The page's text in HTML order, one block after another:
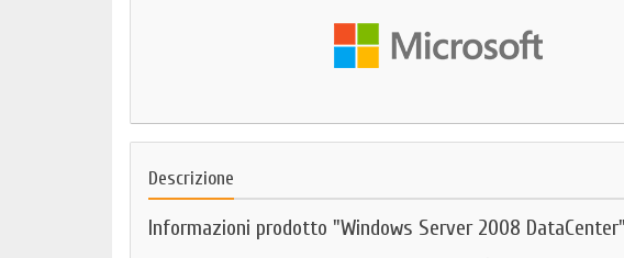
Descrizione
Informazioni prodotto "Windows Server 2008 DataCenter"